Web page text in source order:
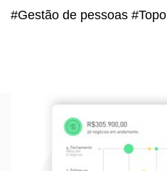
#Gestão de pessoas #Topo